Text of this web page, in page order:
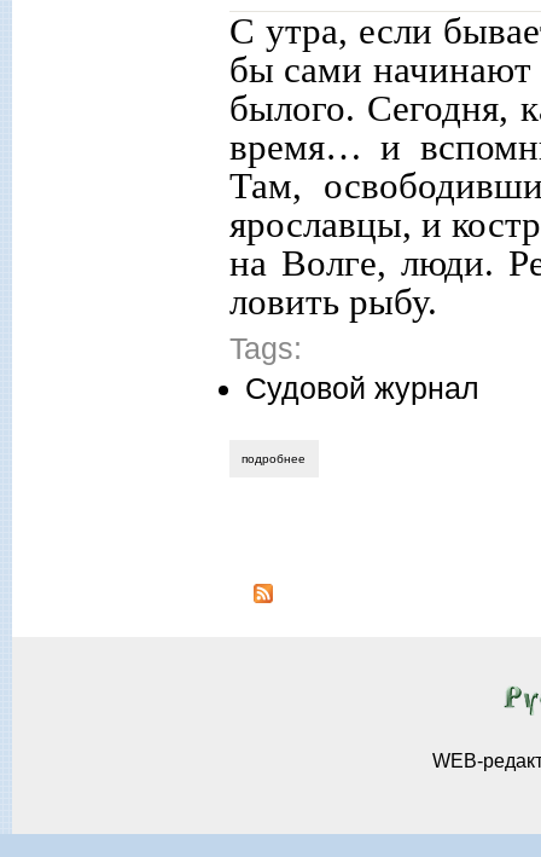
С утра, если
бы сами начинают
былого. Сегодня,
время… и
Там,
ярославцы, и
на Волге, люди.
ловить рыбу.
Tags:
Судовой журнал
подробнее
WEB-